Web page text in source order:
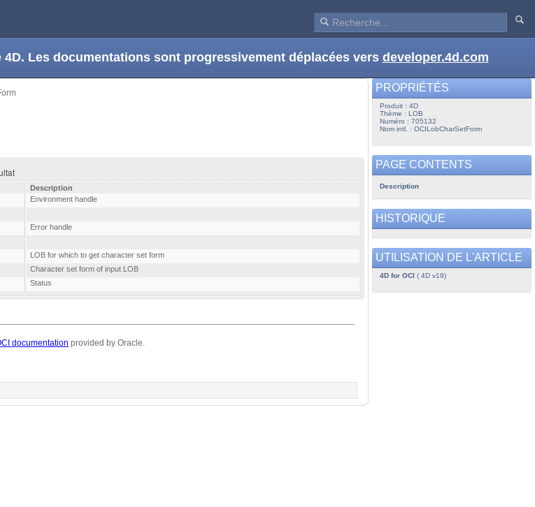
Les documentations sont progressivement déplacées vers developer.4d.com
Description
Environment handle
Error handle
LOB for which to get character set form
Character set form of input LOB
Status
documentation provided by Oracle.
PROPRIÉTÉS
Produit : 4D
Thème : LOB
Numéro : 705132
Nom intl. : OCILobCharSetForm
PAGE CONTENTS
Description
HISTORIQUE
UTILISATION DE L'ARTICLE
4D for OCI ( 4D v19)